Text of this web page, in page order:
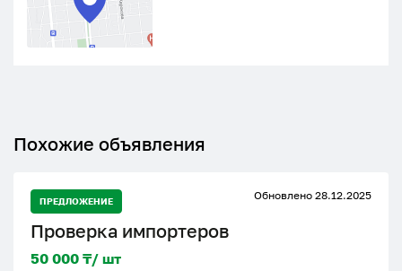
Похожие объявления
ПРЕДЛОЖЕНИЕ Обновлено 28.12.2025
Проверка импортеров
50 000 ₸/ шт